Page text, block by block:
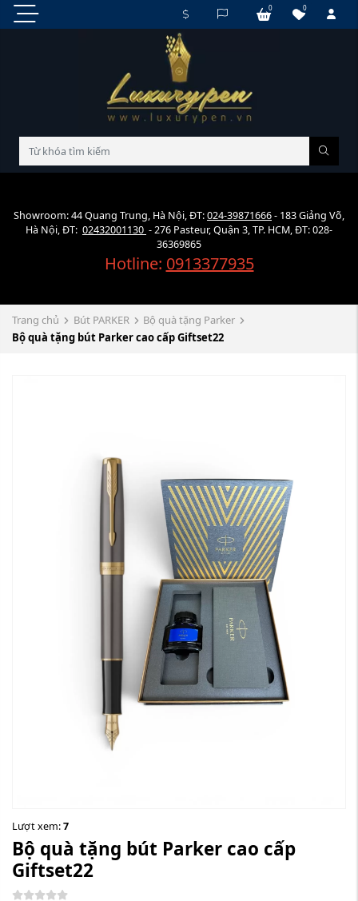
0
0
Showroom: 44 Quang Trung, Hà Nội, ĐT:024-39871666- 183 Giảng Võ,
Hà Nội, ĐT: 02432001130 - 276 Pasteur, Quận 3, TP. HCM, ĐT: 028-
36369865
Hotline: 0913377935
Trang chủ Bút PARKER
Bộ quà tặng Parker
Bộ quà tặng bút Parker cao cấp Giftset22
Lượt xem:7
Bộ quà tặng bút Parker cao cấp
Giftset22